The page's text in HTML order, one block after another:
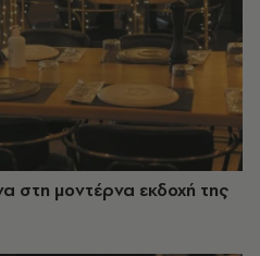
στη μοντέρνα εκδοχή της